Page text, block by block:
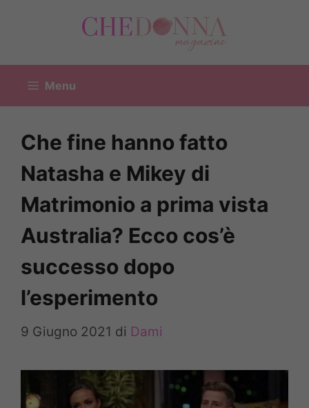
Menu
Che fine hanno fatto
Natasha e Mikey di
Matrimonio a prima vista
Australia? Ecco cos’è
successo dopo
l’esperimento
9 Giugno 2021 di Dami